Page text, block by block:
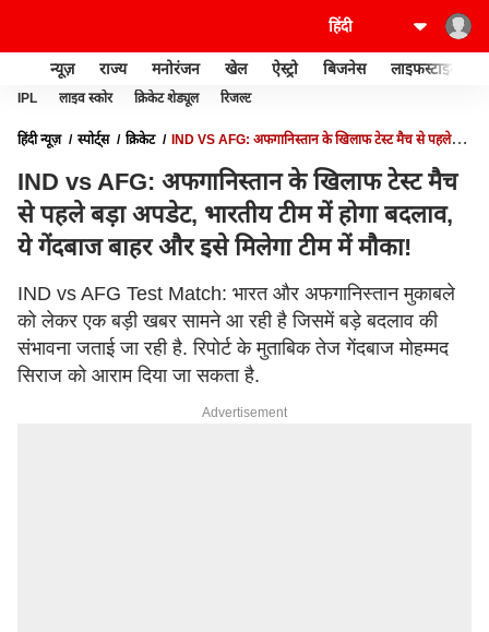
न्यूज़ राज्य मनोरंजन खेल ऐस्ट्रो बिजनेस लाइफस्टाइल
IPL लाइव स्कोर क्रिकेट शेड्यूल रिजल्ट
हिंदी न्यूज़ स्पोर्ट्स क्रिकेट
IND VS AFG: अफगानिस्तान के खिलाफ टेस्ट मैच से पहले
IND vs AFG: अफगानिस्तान के खिलाफ टेस्ट मैच
से पहले बड़ा अपडेट, भारतीय टीम में होगा बदलाव,
ये गेंदबाज बाहर और इसे मिलेगा टीम में मौका!
IND vs AFG Test Match: भारत और अफगानिस्तान मुकाबले
को लेकर एक बड़ी खबर सामने आ रही है जिसमें बड़े बदलाव की
संभावना जताई जा रही है. रिपोर्ट के मुताबिक तेज गेंदबाज मोहम्मद
सिराज को आराम दिया जा सकता है.
Advertisement